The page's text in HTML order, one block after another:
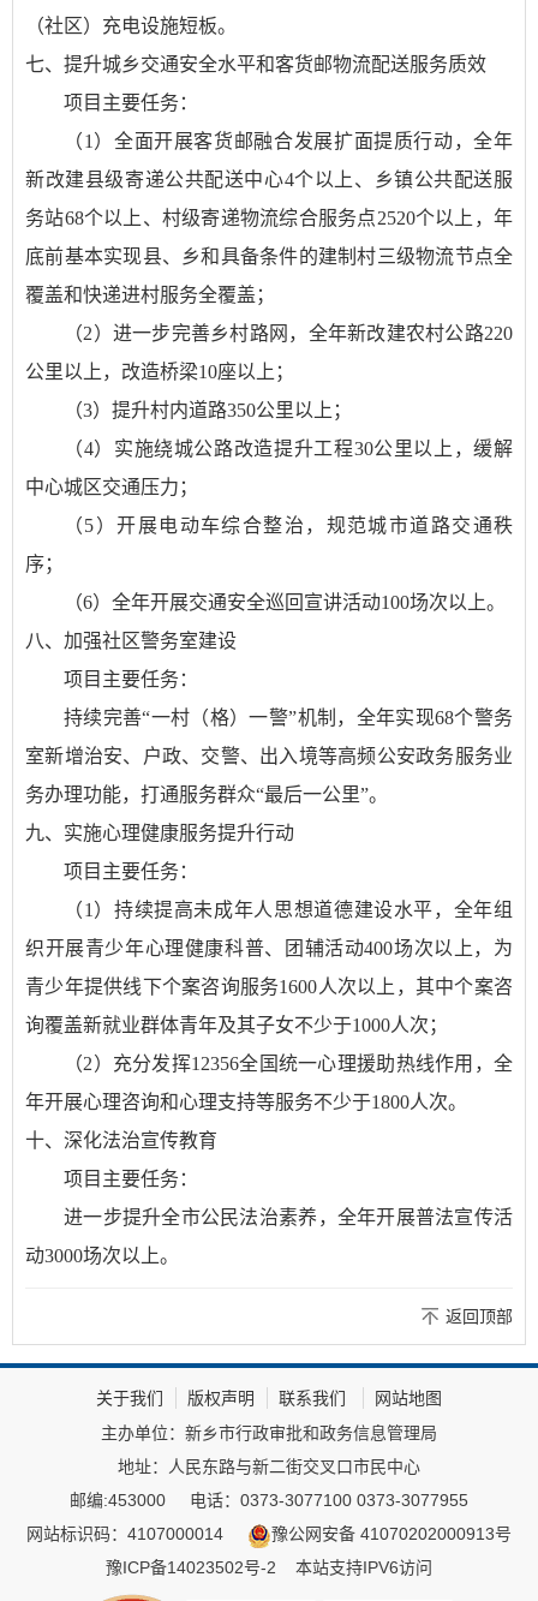
（社区）充电设施短板。
七、提升城乡交通安全水平和客货邮物流配送服务质效
项目主要任务：
（1）全面开展客货邮融合发展扩面提质行动，全年
新改建县级寄递公共配送中心4个以上、乡镇公共配送服
务站68个以上、村级寄递物流综合服务点2520个以上，年
底前基本实现县、乡和具备条件的建制村三级物流节点全
覆盖和快递进村服务全覆盖；
（2）进一步完善乡村路网，全年新改建农村公路220
公里以上，改造桥梁10座以上；
（3）提升村内道路350公里以上；
（4）实施绕城公路改造提升工程30公里以上，缓解
中心城区交通压力；
（5）开展电动车综合整治，规范城市道路交通秩
序；
（6）全年开展交通安全巡回宣讲活动100场次以上。
八、加强社区警务室建设
项目主要任务：
持续完善“一村（格）一警”机制，全年实现68个警务
室新增治安、户政、交警、出入境等高频公安政务服务业
务办理功能，打通服务群众“最后一公里”。
九、实施心理健康服务提升行动
项目主要任务：
（1）持续提高未成年人思想道德建设水平，全年组
织开展青少年心理健康科普、团辅活动400场次以上，为
青少年提供线下个案咨询服务1600人次以上，其中个案咨
询覆盖新就业群体青年及其子女不少于1000人次；
（2）充分发挥12356全国统一心理援助热线作用，全
年开展心理咨询和心理支持等服务不少于1800人次。
十、深化法治宣传教育
项目主要任务：
进一步提升全市公民法治素养，全年开展普法宣传活
动3000场次以上。
返回顶部
关于我们 版权声明 联系我们
网站地图
主办单位：新乡市行政审批和政务信息管理局
地址：人民东路与新二街交叉口市民中心
邮编:453000
电话：0373-3077100 0373-3077955
网站标识码：4107000014
豫公网安备 41070202000913号
豫ICP备14023502号-2
本站支持IPV6访问